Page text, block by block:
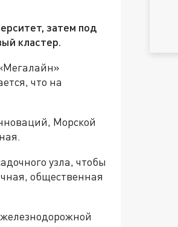
затем под
кластер.
что на
Морской
узла, чтобы
общественная